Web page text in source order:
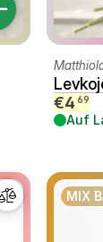
€4 69
Auf
MIX